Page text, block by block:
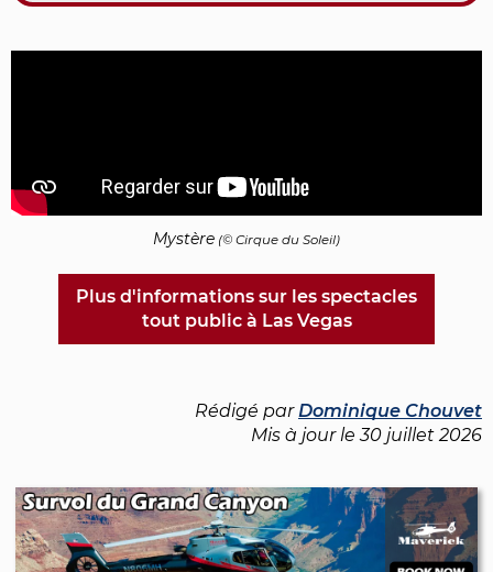
Mystère (© Cirque du Soleil)
Plus d'informations sur les spectacles
tout public à Las Vegas
Rédigé parDominique Chouvet
Mis à jour le30 juillet 2026